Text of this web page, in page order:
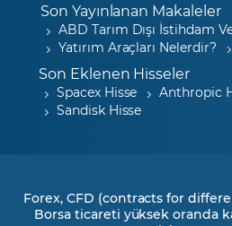
Son Yayınlanan Makaleler
ABD Tarım Dışı İstihdam
Yatırım Araçları Nelerdir?
Son Eklenen Hisseler
Spacex Hisse
Anthropic
Sandisk Hisse
Forex, CFD (contracts for
Borsa ticareti yüksek oranda